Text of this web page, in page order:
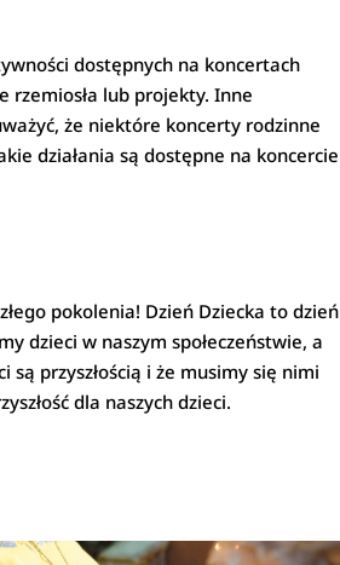
dostępnych na koncertach
rzemiosła lub projekty. Inne
że niektóre koncerty rodzinne
działania są dostępne na koncercie
pokolenia! Dzień Dziecka to dzień
dzieci w naszym społeczeństwie, a
przyszłością i że musimy się nimi
dla naszych dzieci.